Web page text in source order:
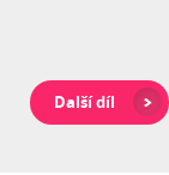
Další díl